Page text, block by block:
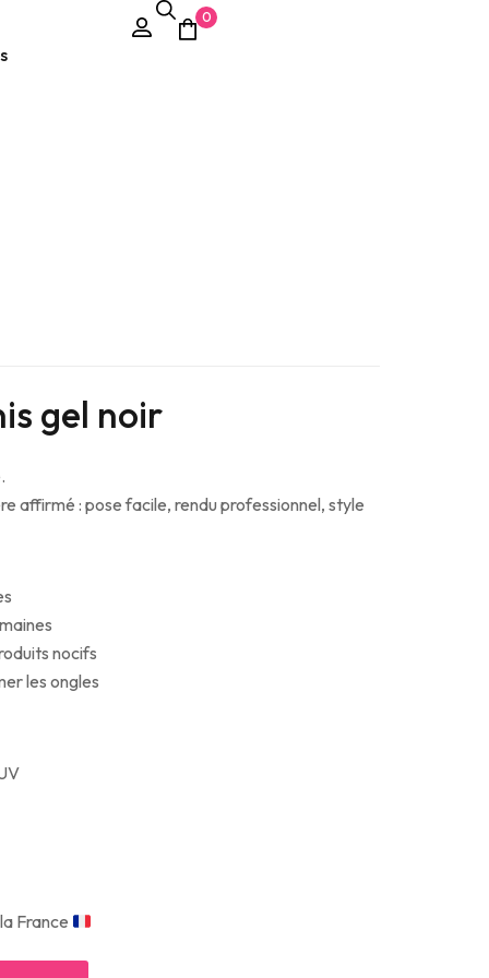
0
gel noir
affirmé : pose facile, rendu professionnel, style
nocifs
les ongles
France